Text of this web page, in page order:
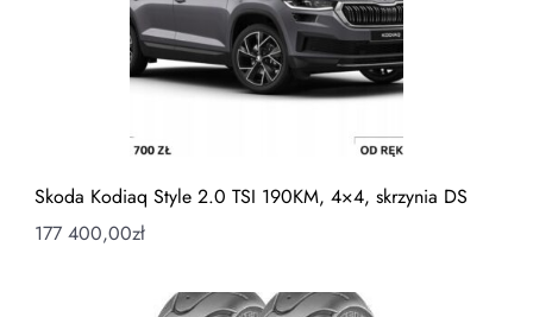
Skoda Kodiaq Style 2.0 TSI 190KM, 4×4, skrzynia DS
177 400,00zł